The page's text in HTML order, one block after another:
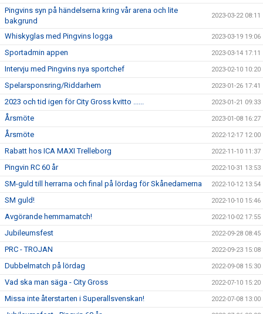
Pingvins syn på händelserna kring vår arena och lite
bakgrund
2023-03-22 08:11
Whiskyglas med Pingvins logga 2023-03-19 19:06
Sportadmin appen 2023-03-14 17:11
Intervju med Pingvins nya sportchef 2023-02-10 10:20
Spelarsponsring/Riddarhem 2023-01-26 17:41
2023 och tid igen för City Gross kvitto ...... 2023-01-21 09:33
Årsmöte 2023-01-08 16:27
Årsmöte 2022-12-17 12:00
Rabatt hos ICA MAXI Trelleborg 2022-11-10 11:37
Pingvin RC 60 år 2022-10-31 13:53
SM-guld till herrarna och final på lördag för Skånedamerna 2022-10-12 13:54
SM guld! 2022-10-10 15:46
Avgörande hemmamatch! 2022-10-02 17:55
Jubileumsfest 2022-09-28 08:45
PRC - TROJAN 2022-09-23 15:08
Dubbelmatch på lördag 2022-09-08 15:30
Vad ska man säga - City Gross 2022-07-10 15:20
Missa inte återstarten i Superallsvenskan! 2022-07-08 13:00